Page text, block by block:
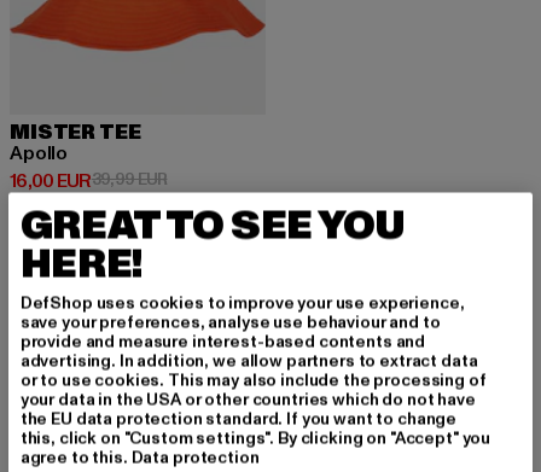
MISTER TEE
Apollo
16,00 EUR
Derzeitiger Preis: 16,00 EUR
39,99 EURAktionspreis: 39,99 EUR
MELDE DICH AN, UM
INSPIRIERT ZU BLEI
BEN!
GREAT TO SEE YOU
HERE!
DefShop uses cookies to improve your use experience,
save your preferences, analyse use behaviour and to
provide and measure interest-based contents and
advertising. In addition, we allow partners to extract data
or to use cookies. This may also include the processing of
your data in the USA or other countries which do not have
the EU data protection standard. If you want to change
this, click on "Custom settings". By clicking on "Accept" you
agree to this. Data protection